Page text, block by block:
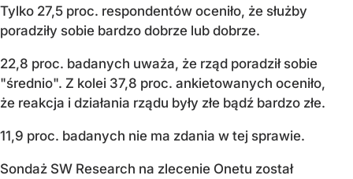
Tylko 27,5 proc. respondentów oceniło, że służby
poradziły sobie bardzo dobrze lub dobrze.
22,8 proc. badanych uważa, że rząd poradził sobie
"średnio". Z kolei 37,8 proc. ankietowanych oceniło,
że reakcja i działania rządu były złe bądź bardzo złe.
11,9 proc. badanych nie ma zdania w tej sprawie.
Sondaż SW Research na zlecenie Onetu został